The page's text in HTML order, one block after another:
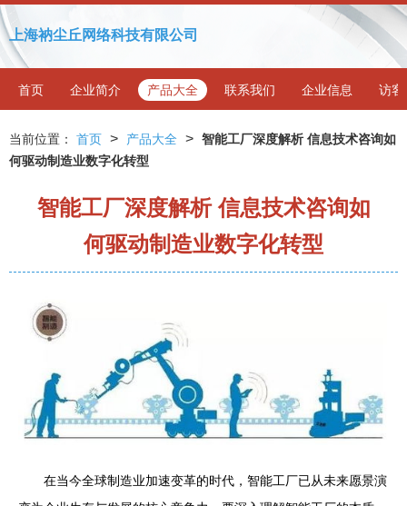
上海衲尘丘网络科技有限公司
首页 企业简介 产品大全 联系我们 企业信息 访客
当前位置： 首页 > 产品大全 > 智能工厂深度解析 信息技术咨询如
何驱动制造业数字化转型
智能工厂深度解析 信息技术咨询如
何驱动制造业数字化转型
在当今全球制造业加速变革的时代，智能工厂已从未来愿景演